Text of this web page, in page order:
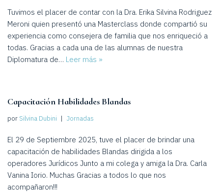
Tuvimos el placer de contar con la Dra. Erika Silvina Rodriguez
Meroni quien presentó una Masterclass donde compartió su
experiencia como consejera de familia que nos enriqueció a
todas. Gracias a cada una de las alumnas de nuestra
Diplomatura de… Leer más »
Capacitación Habilidades Blandas
porSilvina Dubini Jornadas
El 29 de Septiembre 2025, tuve el placer de brindar una
capacitación de habilidades Blandas dirigida a los
operadores Jurídicos Junto a mi colega y amiga la Dra. Carla
Vanina Iorio. Muchas Gracias a todos lo que nos
acompañaron!!!